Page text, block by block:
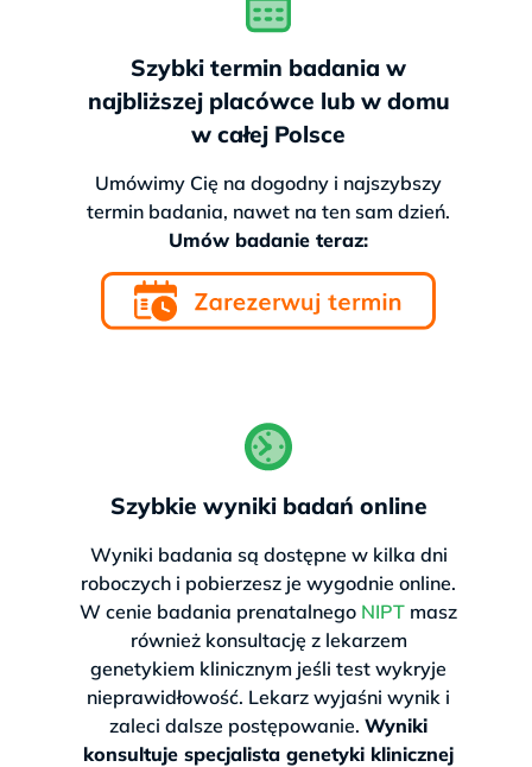
Szybki termin badania w
najbliższej placówce lub w domu
w całej Polsce
Umówimy Cię na dogodny i najszybszy
termin badania, nawet na ten sam dzień.
Umów badanie teraz:
Szybkie wyniki badań online
Wyniki badania są dostępne w kilka dni
roboczych i pobierzesz je wygodnie online.
W cenie badania prenatalnego NIPT masz
również konsultację z lekarzem
genetykiem klinicznym jeśli test wykryje
nieprawidłowość. Lekarz wyjaśni wynik i
zaleci dalsze postępowanie. Wyniki
konsultuje specjalista genetyki klinicznej